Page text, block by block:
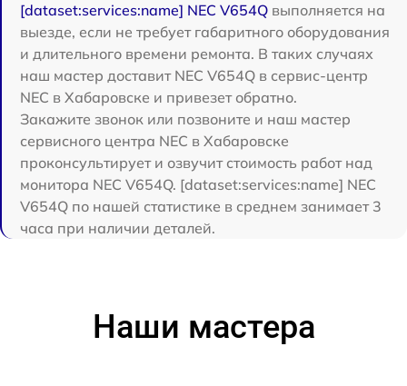
[dataset:services:name] NEC V654Q выполняется на
выезде, если не требует габаритного оборудования
и длительного времени ремонта. В таких случаях
наш мастер доставит NEC V654Q в сервис-центр
NEC в Хабаровске и привезет обратно.
Закажите звонок или позвоните и наш мастер
сервисного центра NEC в Хабаровске
проконсультирует и озвучит стоимость работ над
монитора NEC V654Q. [dataset:services:name] NEC
V654Q по нашей статистике в среднем занимает 3
часа при наличии деталей.
Наши мастера